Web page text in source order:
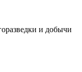
и добычи